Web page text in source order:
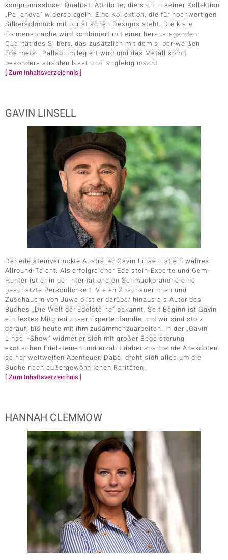
kompromissloser Qualität. Attribute, die sich in seiner Kollektion
„Pallanova“ widerspiegeln. Eine Kollektion, die für hochwertigen
Silberschmuck mit puristischen Designs steht. Die klare
Formensprache wird kombiniert mit einer herausragenden
Qualität des Silbers, das zusätzlich mit dem silber-weißen
Edelmetall Palladium legiert wird und das Metall somit
besonders strahlen lässt und langlebig macht.
[ Zum Inhaltsverzeichnis ]
GAVIN LINSELL
Der edelsteinverrückte Australier Gavin Linsell ist ein wahres
Allround-Talent. Als erfolgreicher Edelstein-Experte und Gem-
Hunter ist er in der internationalen Schmuckbranche eine
geschätzte Persönlichkeit. Vielen Zuschauerinnen und
Zuschauern von Juwelo ist er darüber hinaus als Autor des
Buches „Die Welt der Edelsteine“ bekannt. Seit Beginn ist Gavin
ein festes Mitglied unser Expertenfamilie und wir sind stolz
darauf, bis heute mit ihm zusammenzuarbeiten. In der „Gavin
Linsell-Show“ widmet er sich mit großer Begeisterung
exotischen Edelsteinen und erzählt dabei spannende Anekdoten
seiner weltweiten Abenteuer. Dabei dreht sich alles um die
Suche nach außergewöhnlichen Raritäten.
[ Zum Inhaltsverzeichnis ]
HANNAH CLEMMOW